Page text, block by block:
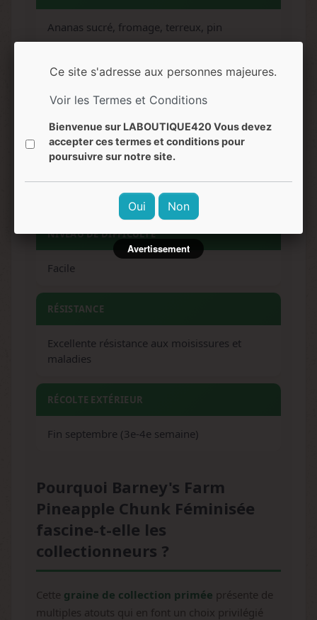
Ananas sucré, fromage, terreux, pin
SAVEURS
Ananas tropical, cheese, notes terreuses, pin
EFFETS
NIVEAU DE DIFFICULTÉ
Facile
RÉSISTANCE
Excellente résistance aux moisissures et
maladies
RÉCOLTE EXTÉRIEUR
Fin septembre (3e-4e semaine)
Pourquoi Barney's Farm
Pineapple Chunk Féminisée
fascine-t-elle les
collectionneurs ?
Cette graine de collection primée présente de
multiples atouts qui en font un choix privilégié
Ce site s'adresse aux personnes majeures.
Voir les Termes et Conditions
Bienvenue sur LABOUTIQUE420 Vous devez
accepter ces termes et conditions pour
poursuivre sur notre site.
Oui Non
Avertissement